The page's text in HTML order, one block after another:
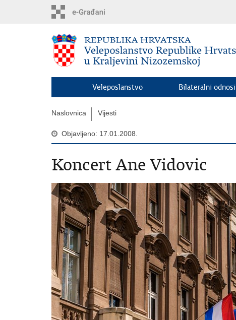
Veleposlanstvo Bilateralni odnosi
Naslovnica Vijesti
Objavljeno: 17.01.2008.
Koncert Ane Vidovic